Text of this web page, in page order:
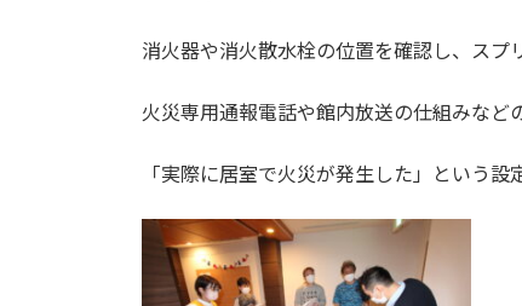
:
消火器や消火散水栓の位置を確認し、スプ
火災専用通報電話や館内放送の仕組みなど
「実際に居室で火災が発生した」という設